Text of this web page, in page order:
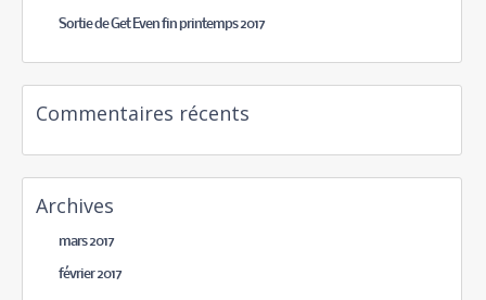
Sortie de Get Even fin printemps 2017
Commentaires récents
Archives
mars 2017
février 2017